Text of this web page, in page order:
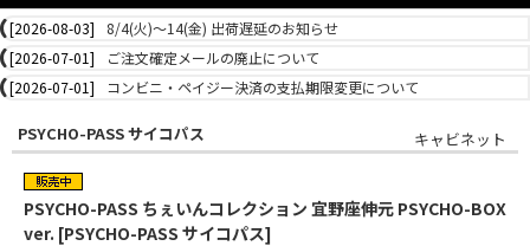
[2026-08-03]
8/4(火)～14(金) 出荷遅延のお知らせ
[2026-07-01]
ご注文確定メールの廃止について
[2026-07-01]
コンビニ・ペイジー決済の支払期限変更について
PSYCHO-PASS サイコパス キャビネット
PSYCHO-PASS ちぇいんコレクション 宜野座伸元 PSYCHO-BOX
ver. [PSYCHO-PASS サイコパス]